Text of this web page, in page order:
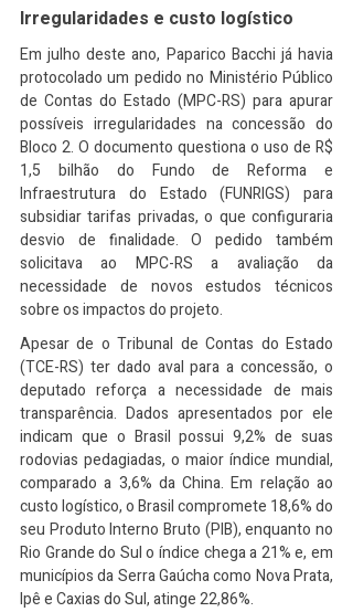
Irregularidades e custo logístico
Em julho deste ano, Paparico Bacchi já havia
protocolado um pedido no Ministério Público
de Contas do Estado (MPC-RS) para apurar
possíveis irregularidades na concessão do
Bloco 2. O documento questiona o uso de R$
1,5 bilhão do Fundo de Reforma e
Infraestrutura do Estado (FUNRIGS) para
subsidiar tarifas privadas, o que configuraria
desvio de finalidade. O pedido também
solicitava ao MPC-RS a avaliação da
necessidade de novos estudos técnicos
sobre os impactos do projeto.
Apesar de o Tribunal de Contas do Estado
(TCE-RS) ter dado aval para a concessão, o
deputado reforça a necessidade de mais
transparência. Dados apresentados por ele
indicam que o Brasil possui 9,2% de suas
rodovias pedagiadas, o maior índice mundial,
comparado a 3,6% da China. Em relação ao
custo logístico, o Brasil compromete 18,6% do
seu Produto Interno Bruto (PIB), enquanto no
Rio Grande do Sul o índice chega a 21% e, em
municípios da Serra Gaúcha como Nova Prata,
Ipê e Caxias do Sul, atinge 22,86%.